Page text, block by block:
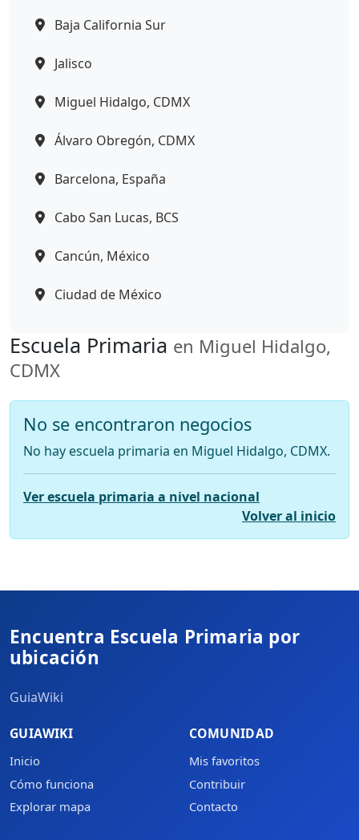
Baja California Sur
Jalisco
Miguel Hidalgo, CDMX
Álvaro Obregón, CDMX
Barcelona, España
Cabo San Lucas, BCS
Cancún, México
Ciudad de México
Escuela Primaria en Miguel Hidalgo,
CDMX
No se encontraron negocios
No hay escuela primaria en Miguel Hidalgo, CDMX.
Ver escuela primaria a nivel nacional
Volver al inicio
Encuentra Escuela Primaria por
ubicación
GuiaWiki
GUIAWIKI
Inicio
Cómo funciona
Explorar mapa
COMUNIDAD
Mis favoritos
Contribuir
Contacto